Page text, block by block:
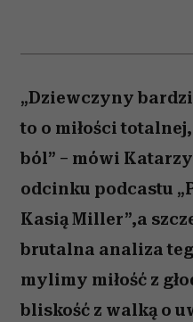
„Dziewczyny
to o miłości
ból” – mówi
odcinku podcastu
Kasią Miller”,a
brutalna analiza
mylimy miłość z
bliskość z walką o